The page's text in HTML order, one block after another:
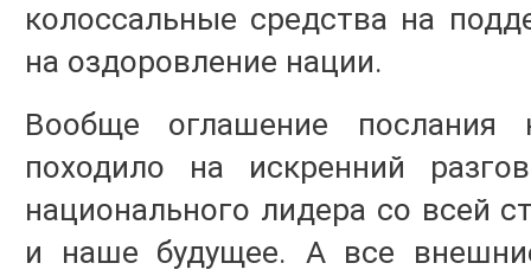
колоссальные средства на
на оздоровление нации.
Вообще оглашение
походило на искренний
национального лидера со всей
и наше будущее. А все